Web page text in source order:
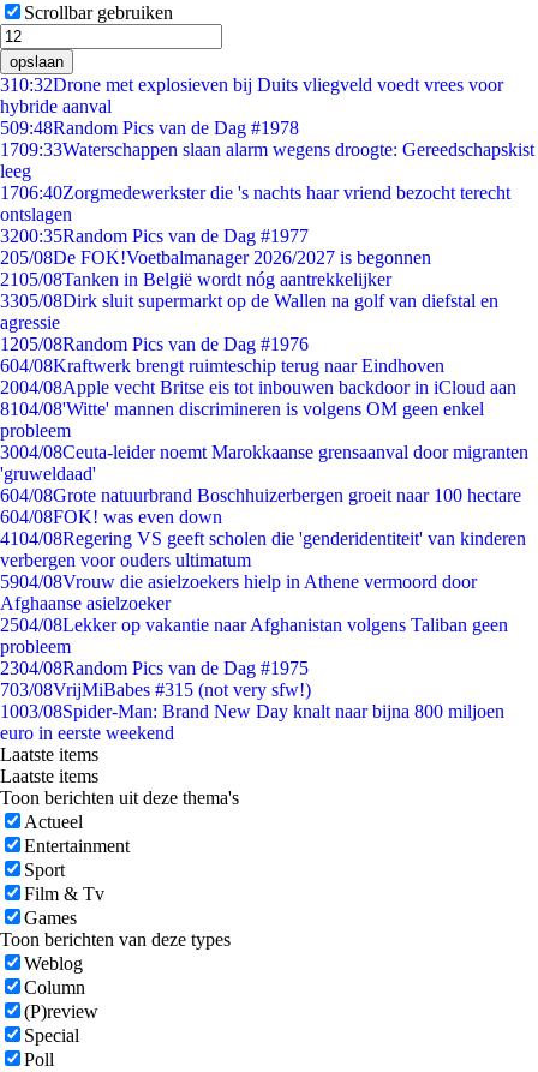
Scrollbar gebruiken
opslaan
310:32Drone met explosieven bij Duits vliegveld voedt vrees voor
hybride aanval
509:48Random Pics van de Dag #1978
1709:33Waterschappen slaan alarm wegens droogte: Gereedschapskist
leeg
1706:40Zorgmedewerkster die 's nachts haar vriend bezocht terecht
ontslagen
3200:35Random Pics van de Dag #1977
205/08De FOK!Voetbalmanager 2026/2027 is begonnen
2105/08Tanken in België wordt nóg aantrekkelijker
3305/08Dirk sluit supermarkt op de Wallen na golf van diefstal en
agressie
1205/08Random Pics van de Dag #1976
604/08Kraftwerk brengt ruimteschip terug naar Eindhoven
2004/08Apple vecht Britse eis tot inbouwen backdoor in iCloud aan
8104/08'Witte' mannen discrimineren is volgens OM geen enkel
probleem
3004/08Ceuta-leider noemt Marokkaanse grensaanval door migranten
'gruweldaad'
604/08Grote natuurbrand Boschhuizerbergen groeit naar 100 hectare
604/08FOK! was even down
4104/08Regering VS geeft scholen die 'genderidentiteit' van kinderen
verbergen voor ouders ultimatum
5904/08Vrouw die asielzoekers hielp in Athene vermoord door
Afghaanse asielzoeker
2504/08Lekker op vakantie naar Afghanistan volgens Taliban geen
probleem
2304/08Random Pics van de Dag #1975
703/08VrijMiBabes #315 (not very sfw!)
1003/08Spider-Man: Brand New Day knalt naar bijna 800 miljoen
euro in eerste weekend
Laatste items
Laatste items
Toon berichten uit deze thema's
Actueel
Entertainment
Sport
Film & Tv
Games
Toon berichten van deze types
Weblog
Column
(P)review
Special
Poll